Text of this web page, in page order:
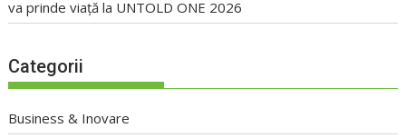
va prinde viață la UNTOLD ONE 2026
Categorii
Business & Inovare